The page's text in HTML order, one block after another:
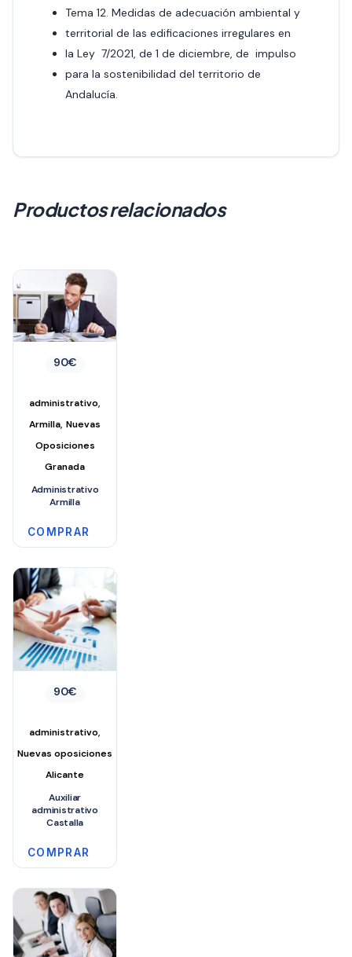
Tema 12. Medidas de adecuación ambiental y
territorial de las edificaciones irregulares en
la Ley 7/2021, de 1 de diciembre, de impulso
para la sostenibilidad del territorio de
Andalucía.
Productos relacionados
90€
administrativo
Armilla ,Nuevas
Oposiciones
Granada
Administrativo
Armilla
COMPRAR
90€
administrativo,
Nuevas oposiciones
Alicante
Auxiliar
administrativo
Castalla
COMPRAR